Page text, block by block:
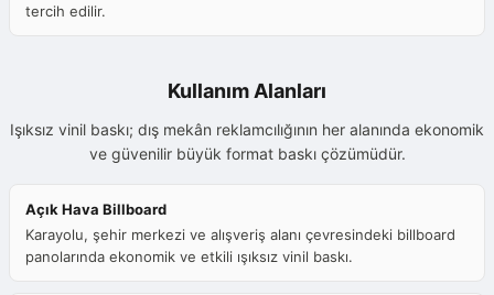
tercih edilir.
Kullanım Alanları
Işıksız vinil baskı; dış mekân reklamcılığının her alanında ekonomik
ve güvenilir büyük format baskı çözümüdür.
Açık Hava Billboard
Karayolu, şehir merkezi ve alışveriş alanı çevresindeki billboard
panolarında ekonomik ve etkili ışıksız vinil baskı.